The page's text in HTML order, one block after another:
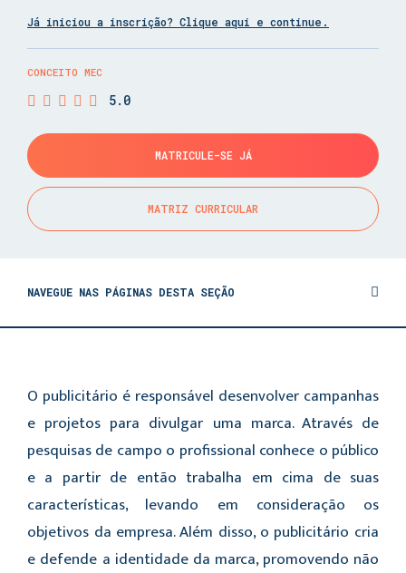
Já iniciou a inscrição? Clique aqui e continue.
CONCEITO MEC
5.0
MATRICULE-SE JÁ
MATRIZ CURRICULAR
NAVEGUE NAS PÁGINAS DESTA SEÇÃO
O publicitário é responsável desenvolver campanhas
e projetos para divulgar uma marca. Através de
pesquisas de campo o profissional conhece o público
e a partir de então trabalha em cima de suas
características, levando em consideração os
objetivos da empresa. Além disso, o publicitário cria
e defende a identidade da marca, promovendo não